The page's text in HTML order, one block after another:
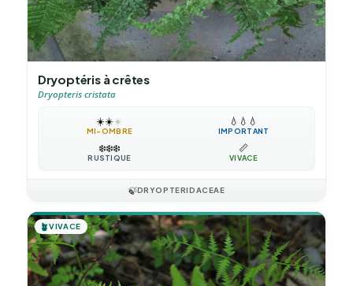
Dryoptéris à crêtes
Dryopteris cristata
☀️☀️☀️
MI-OMBRE
💧 💧 💧
IMPORTANT
❄️❄️❄️
RUSTIQUE
📏
VIVACE
🍃DRYOPTERIDACEAE
🪴VIVACE